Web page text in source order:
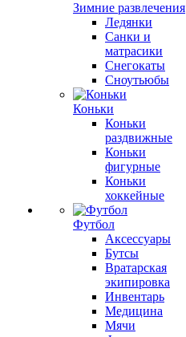
Зимние развлечения
Ледянки
Санки и
матрасики
Снегокаты
Сноутьюбы
Коньки
Коньки
раздвижные
Коньки
фигурные
Коньки
хоккейные
Футбол
Аксессуары
Бутсы
Вратарская
экипировка
Инвентарь
Медицина
Мячи